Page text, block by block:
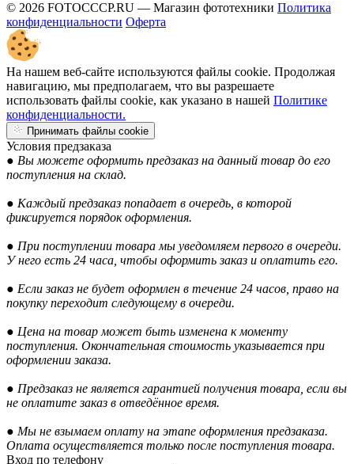
© 2026 FOTOCCCP.RU — Магазин фототехники Политика
конфиденциальности Оферта
На нашем веб-сайте используются файлы cookie. Продолжая
навигацию, мы предполагаем, что вы разрешаете
использовать файлы cookie, как указано в нашей Политике
конфиденциальности.
Принимать файлы cookie
Условия предзаказа
● Вы можете оформить предзаказ на данный товар до его
поступления на склад.
● Каждый предзаказ попадает в очередь, в которой
фиксируется порядок оформления.
● При поступлении товара мы уведомляем первого в очереди.
У него есть 24 часа, чтобы оформить заказ и оплатить его.
● Если заказ не будет оформлен в течение 24 часов, право на
покупку переходит следующему в очереди.
● Цена на товар может быть изменена к моменту
поступления. Окончательная стоимость указывается при
оформлении заказа.
● Предзаказ не является гарантией получения товара, если вы
не оплатите заказ в отведённое время.
● Мы не взымаем оплату на этапе оформления предзаказа.
Оплата осуществляется только после поступления товара.
Вход по телефону